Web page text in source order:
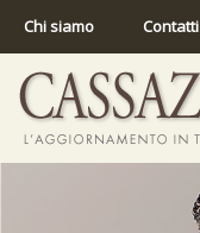
Chi siamo Contatti